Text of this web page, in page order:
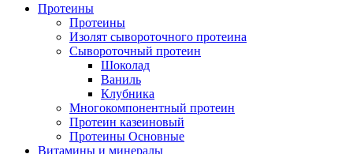
Протеины
Протеины
Изолят сывороточного протеина
Сывороточный протеин
Шоколад
Ваниль
Клубника
Многокомпонентный протеин
Протеин казеиновый
Протеины Основные
Витамины и минералы